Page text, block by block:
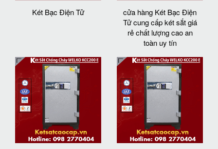
Két Bạc Điện Tử
cửa hàng Két Bạc Điện
Tử cung cấp két sắt giá
rẻ chất lượng cao an
toàn uy tín